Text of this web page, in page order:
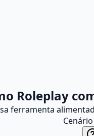
Roleplay
ferramenta